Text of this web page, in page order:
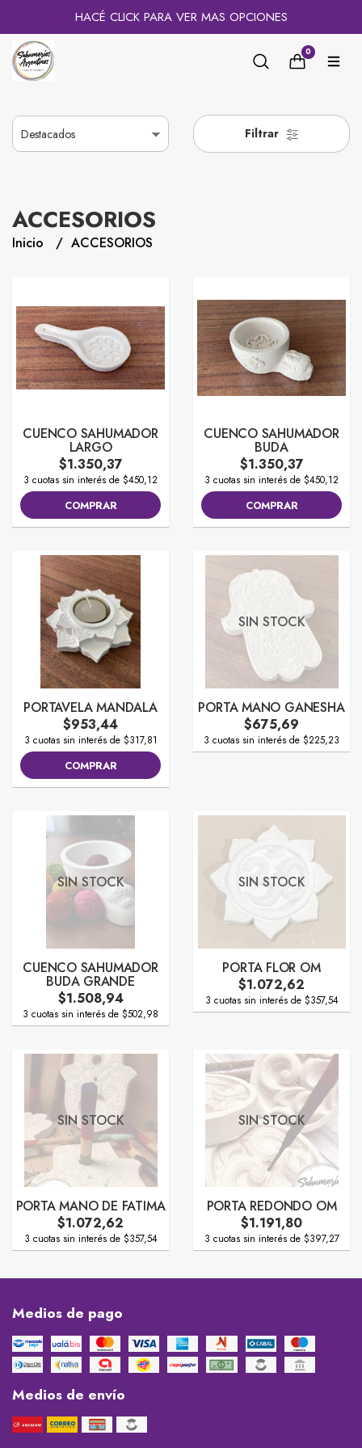
HACÉ CLICK PARA VER MAS OPCIONES
0
Filtrar
ACCESORIOS
Inicio ACCESORIOS
CUENCO SAHUMADOR
LARGO
$1.350,37
3 cuotas sin interés de $450,12
COMPRAR
CUENCO SAHUMADOR
BUDA
$1.350,37
3 cuotas sin interés de $450,12
COMPRAR
PORTAVELA MANDALA
$953,44
3 cuotas sin interés de $317,81
COMPRAR
SIN STOCK
PORTA MANO GANESHA
$675,69
3 cuotas sin interés de $225,23
SIN STOCK
CUENCO SAHUMADOR
BUDA GRANDE
$1.508,94
3 cuotas sin interés de $502,98
SIN STOCK
PORTA FLOR OM
$1.072,62
3 cuotas sin interés de $357,54
SIN STOCK
PORTA MANO DE FATIMA
$1.072,62
3 cuotas sin interés de $357,54
SIN STOCK
PORTA REDONDO OM
$1.191,80
3 cuotas sin interés de $397,27
Medios de pago
Medios de envío